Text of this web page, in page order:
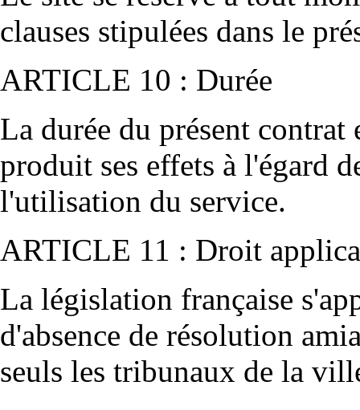
clauses stipulées dans le
ARTICLE 10 : Durée
La durée du présent
produit ses effets à l'égard
l'utilisation du service.
ARTICLE 11 : Droit
La législation française
d'absence de résolution
seuls les tribunaux de la